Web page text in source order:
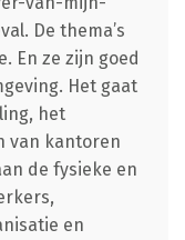
De thema’s
En ze zijn goed
Het gaat
het
van kantoren
de fysieke en
en